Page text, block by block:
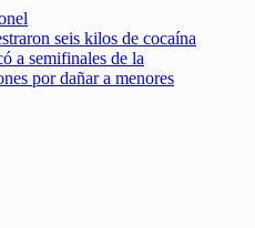
seis kilos de cocaína
a semifinales de la
por dañar a menores